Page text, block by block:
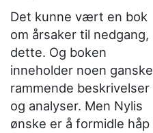
Det kunne vært en bok
om årsaker til nedgang,
dette. Og boken
inneholder noen ganske
rammende beskrivelser
og analyser. Men Nylis
ønske er å formidle håp